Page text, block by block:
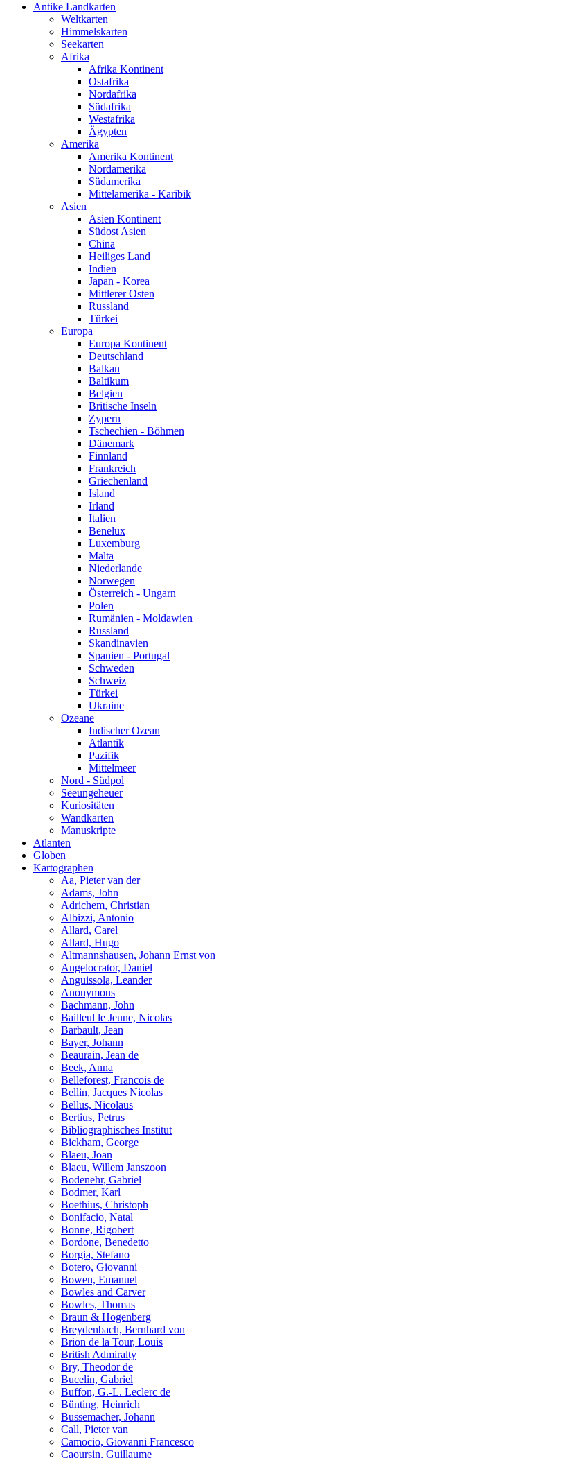
Antike Landkarten
Weltkarten
Himmelskarten
Seekarten
Afrika
Afrika Kontinent
Ostafrika
Nordafrika
Südafrika
Westafrika
Ägypten
Amerika
Amerika Kontinent
Nordamerika
Südamerika
Mittelamerika - Karibik
Asien
Asien Kontinent
Südost Asien
China
Heiliges Land
Indien
Japan - Korea
Mittlerer Osten
Russland
Türkei
Europa
Europa Kontinent
Deutschland
Balkan
Baltikum
Belgien
Britische Inseln
Zypern
Tschechien - Böhmen
Dänemark
Finnland
Frankreich
Griechenland
Island
Irland
Italien
Benelux
Luxemburg
Malta
Niederlande
Norwegen
Österreich - Ungarn
Polen
Rumänien - Moldawien
Russland
Skandinavien
Spanien - Portugal
Schweden
Schweiz
Türkei
Ukraine
Ozeane
Indischer Ozean
Atlantik
Pazifik
Mittelmeer
Nord - Südpol
Seeungeheuer
Kuriositäten
Wandkarten
Manuskripte
Atlanten
Globen
Kartographen
Aa, Pieter van der
Adams, John
Adrichem, Christian
Albizzi, Antonio
Allard, Carel
Allard, Hugo
Altmannshausen, Johann Ernst von
Angelocrator, Daniel
Anguissola, Leander
Anonymous
Bachmann, John
Bailleul le Jeune, Nicolas
Barbault, Jean
Bayer, Johann
Beaurain, Jean de
Beek, Anna
Belleforest, Francois de
Bellin, Jacques Nicolas
Bellus, Nicolaus
Bertius, Petrus
Bibliographisches Institut
Bickham, George
Blaeu, Joan
Blaeu, Willem Janszoon
Bodenehr, Gabriel
Bodmer, Karl
Boethius, Christoph
Bonifacio, Natal
Bonne, Rigobert
Bordone, Benedetto
Borgia, Stefano
Botero, Giovanni
Bowen, Emanuel
Bowles and Carver
Bowles, Thomas
Braun & Hogenberg
Breydenbach, Bernhard von
Brion de la Tour, Louis
British Admiralty
Bry, Theodor de
Bucelin, Gabriel
Buffon, G.-L. Leclerc de
Bünting, Heinrich
Bussemacher, Johann
Call, Pieter van
Camocio, Giovanni Francesco
Caoursin, Guillaume